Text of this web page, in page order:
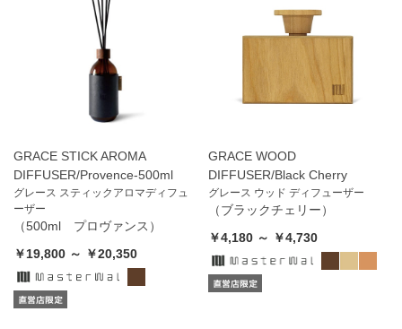
GRACE STICK AROMA
DIFFUSER/Provence-500ml
グレース スティックアロマディフュ
ーザー
（500ml プロヴァンス）
￥19,800 ～ ￥20,350
GRACE WOOD
DIFFUSER/Black Cherry
グレース ウッド ディフューザー
（ブラックチェリー）
￥4,180 ～ ￥4,730